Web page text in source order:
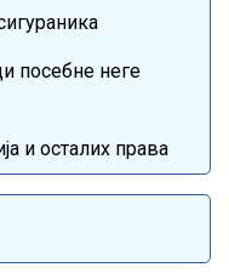
посебне неге
и осталих права